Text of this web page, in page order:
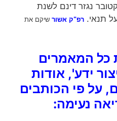
וב-25 באוקטובר נגזר דינם לשנת
תנאי. רפ"ק אשור שיקם את
כל המאמרים
ידע', אודות
על פי הכותבים
נעימה: